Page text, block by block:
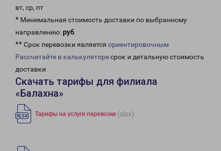
вт, ср, пт
* Минимальная стоимость доставки по выбранному
направлению: руб.
** Срок перевозки является ориентировочным
Рассчитайте в калькуляторесрок и детальную стоимость
доставки.
Скачать тарифы для филиала
«Балахна»
Тарифы на услуги перевозки (xlsx)